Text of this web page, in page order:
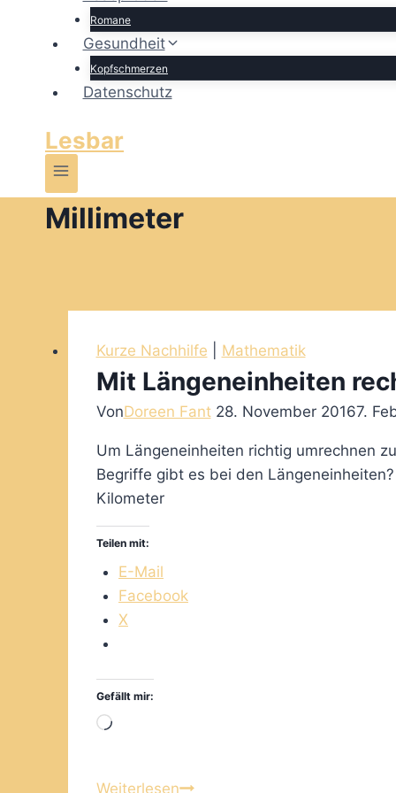
Romane
Gesundheit
Kopfschmerzen
Datenschutz
Lesbar
Millimeter
Kurze Nachhilfe Mathematik
Mit Längeneinheiten
VonDoreen Fant 28. November 20167.
Um Längeneinheiten richtig umrechnen
Begriffe gibt es bei den
Kilometer
Teilen mit:
E-Mail
Facebook
X
Gefällt mir:
Wird
WeiterlesenMit